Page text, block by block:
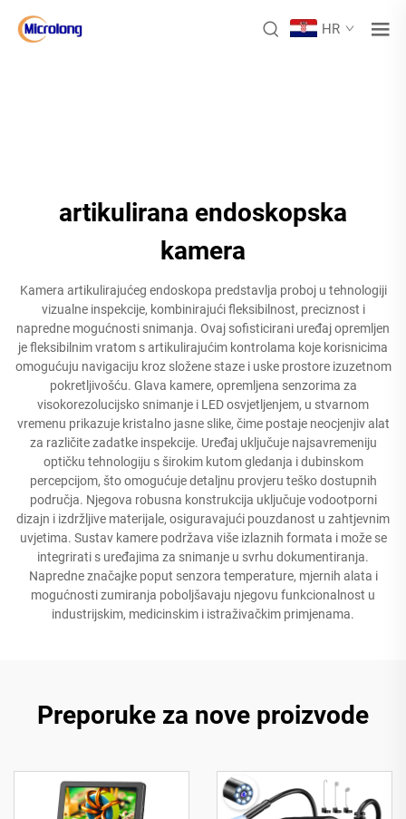
HR
artikulirana endoskopska
kamera
Kamera artikulirajućeg endoskopa predstavlja proboj u tehnologiji
vizualne inspekcije, kombinirajući fleksibilnost, preciznost i
napredne mogućnosti snimanja. Ovaj sofisticirani uređaj opremljen
je fleksibilnim vratom s artikulirajućim kontrolama koje korisnicima
omogućuju navigaciju kroz složene staze i uske prostore izuzetnom
pokretljivošću. Glava kamere, opremljena senzorima za
visokorezolucijsko snimanje i LED osvjetljenjem, u stvarnom
vremenu prikazuje kristalno jasne slike, čime postaje neocjenjiv alat
za različite zadatke inspekcije. Uređaj uključuje najsavremeniju
optičku tehnologiju s širokim kutom gledanja i dubinskom
percepcijom, što omogućuje detaljnu provjeru teško dostupnih
područja. Njegova robusna konstrukcija uključuje vodootporni
dizajn i izdržljive materijale, osiguravajući pouzdanost u zahtjevnim
uvjetima. Sustav kamere podržava više izlaznih formata i može se
integrirati s uređajima za snimanje u svrhu dokumentiranja.
Napredne značajke poput senzora temperature, mjernih alata i
mogućnosti zumiranja poboljšavaju njegovu funkcionalnost u
industrijskim, medicinskim i istraživačkim primjenama.
Preporuke za nove proizvode